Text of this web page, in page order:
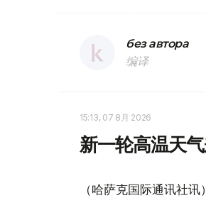
без автора
编译
15:13, 07 8月 2026
新一轮高温天
（哈萨克国际通讯社